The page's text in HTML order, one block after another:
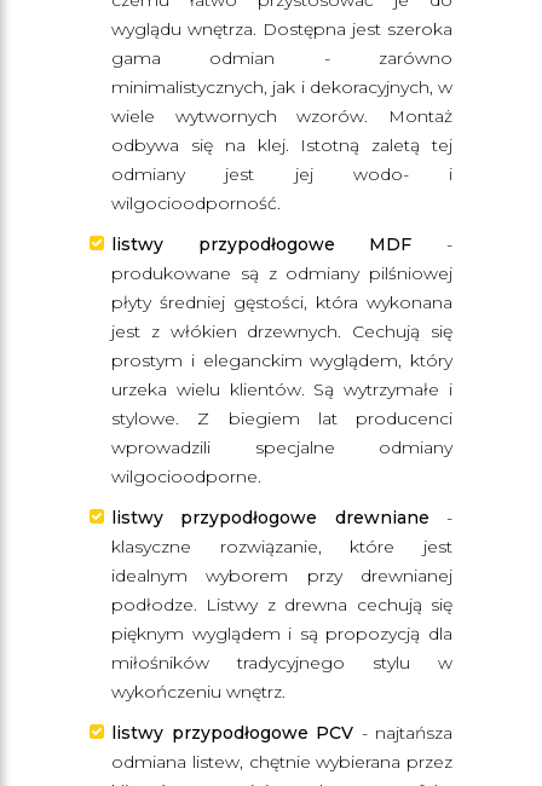
wyglądu wnętrza. Dostępna jest szeroka
gama odmian - zarówno
minimalistycznych, jak i dekoracyjnych, w
wiele wytwornych wzorów. Montaż
odbywa się na klej. Istotną zaletą tej
odmiany jest jej wodo- i
wilgocioodporność.
listwy przypodłogowe MDF -
produkowane są z odmiany pilśniowej
płyty średniej gęstości, która wykonana
jest z włókien drzewnych. Cechują się
prostym i eleganckim wyglądem, który
urzeka wielu klientów. Są wytrzymałe i
stylowe. Z biegiem lat producenci
wprowadzili specjalne odmiany
wilgocioodporne.
listwy przypodłogowe drewniane -
klasyczne rozwiązanie, które jest
idealnym wyborem przy drewnianej
podłodze. Listwy z drewna cechują się
pięknym wyglądem i są propozycją dla
miłośników tradycyjnego stylu w
wykończeniu wnętrz.
listwy przypodłogowe PCV - najtańsza
odmiana listew, chętnie wybierana przez